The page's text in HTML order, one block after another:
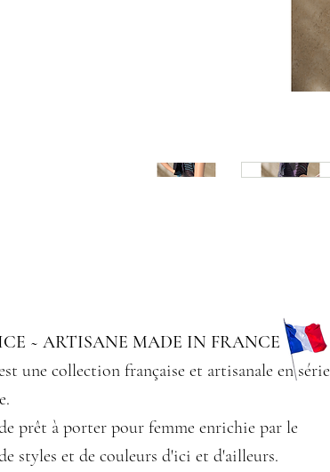
~ ARTISANE MADE IN FRANCE
une collection française et artisanale en série
prêt à porter pour femme enrichie par le
styles et de couleurs d'ici et d'ailleurs.